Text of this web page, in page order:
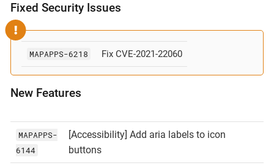
Fixed Security Issues
MAPAPPS-6218 Fix CVE-2021-22060
New Features
MAPAPPS-
6144
[Accessibility] Add aria labels to icon
buttons